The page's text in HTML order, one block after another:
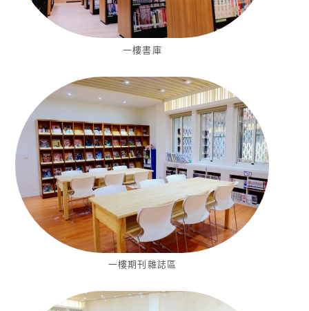
一樓書庫
一樓期刊雜誌區